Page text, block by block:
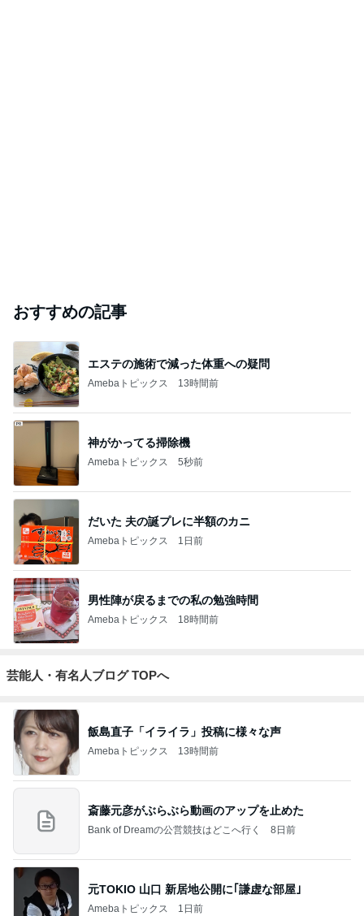
おすすめの記事
エステの施術で減った体重への疑問
Amebaトピックス 13時間前
神がかってる掃除機
Amebaトピックス 5秒前
だいた 夫の誕プレに半額のカニ
Amebaトピックス 1日前
男性陣が戻るまでの私の勉強時間
Amebaトピックス 18時間前
芸能人・有名人ブログ TOPへ
飯島直子「イライラ」投稿に様々な声
Amebaトピックス 13時間前
斎藤元彦がぶらぶら動画のアップを止めた
Bank of Dreamの公営競技はどこへ行く 8日前
元TOKIO 山口 新居地公開に｢謙虚な部屋｣
Amebaトピックス 1日前